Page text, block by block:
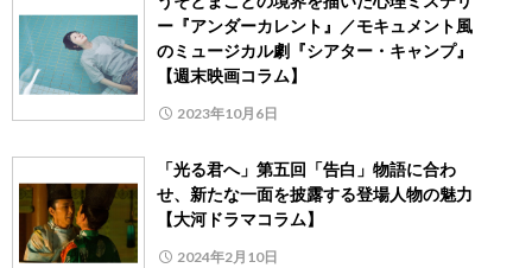
ー『アンダーカレント』／モキュメント風
のミュージカル劇『シアター・キャンプ』
【週末映画コラム】
2023年10月6日
「光る君へ」第五回「告白」物語に合わ
せ、新たな一面を披露する登場人物の魅力
【大河ドラマコラム】
2024年2月10日